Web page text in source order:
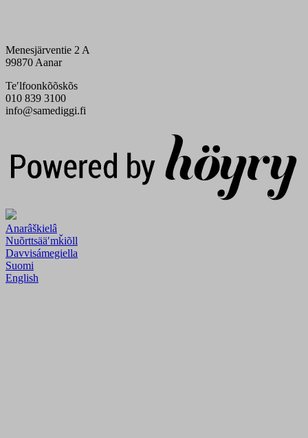
Menesjärventie 2 A
99870 Aanar
Teʹlfoonkõõskõs
010 839 3100
info@samediggi.fi
Anarâškielâ
Nuõrttsääʹmǩiõll
Davvisámegiella
Suomi
English